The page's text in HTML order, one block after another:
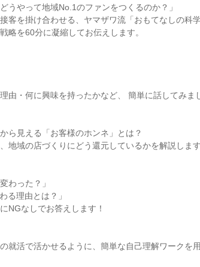
うやって地域No.1のファンをつくるのか？」
客を掛け合わせる、ヤマザワ流「おもてなしの科学
略を60分に凝縮してお伝えします。
由・何に興味を持ったかなど、 簡単に話してみま
ら見える「お客様のホンネ」とは？
地域の店づくりにどう還元しているかを解説します
わった？」
る理由とは？」
NGなしでお答えします！
就活で活かせるように、簡単な自己理解ワークを